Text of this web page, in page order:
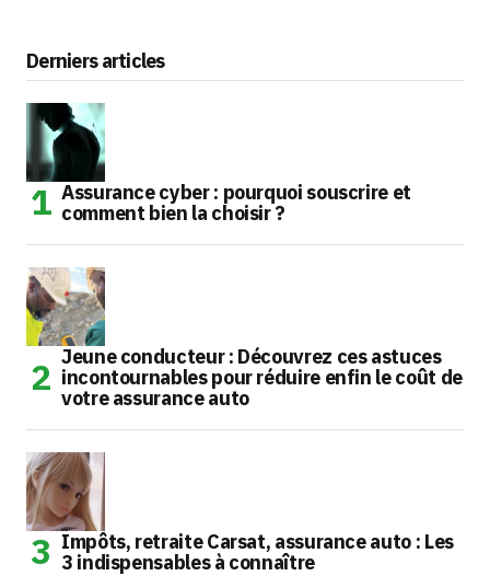
Derniers articles
Assurance cyber : pourquoi souscrire et
comment bien la choisir ?
Jeune conducteur : Découvrez ces astuces
incontournables pour réduire enfin le coût de
votre assurance auto
Impôts, retraite Carsat, assurance auto : Les
3 indispensables à connaître